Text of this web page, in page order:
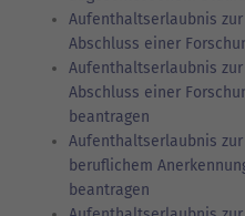
Aufenthaltserlaubnis
Abschluss einer
Aufenthaltserlaubnis
Abschluss einer
beantragen
Aufenthaltserlaubnis
beruflichem
beantragen